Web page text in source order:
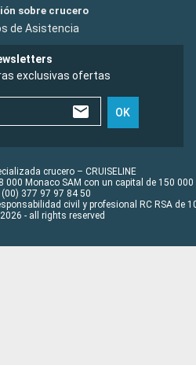
sobre crucero
de Asistencia
exclusivas ofertas
OK
crucero – CRUISELINE
000 Monaco SAM con un capital de 150 000
377 97 97 84 50
civil y profesional RC RSA de
- all rights reserved